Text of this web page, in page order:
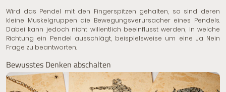
Wird das Pendel mit den Fingerspitzen gehalten, so sind deren
kleine Muskelgruppen die Bewegungsverursacher eines Pendels.
Dabei kann jedoch nicht willentlich beeinflusst werden, in welche
Richtung ein Pendel ausschlägt, beispielsweise um eine Ja Nein
Frage zu beantworten.
Bewusstes Denken abschalten